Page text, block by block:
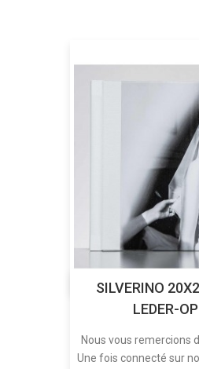
SILVERINO
LEDER-
Nous vous remercions
Une fois connecté sur